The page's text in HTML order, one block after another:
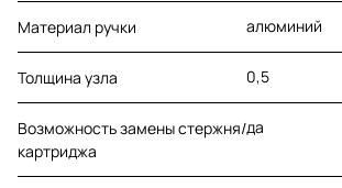
Материал ручки алюминий
Толщина узла 0,5
Возможность замены стержня/
картриджа
да